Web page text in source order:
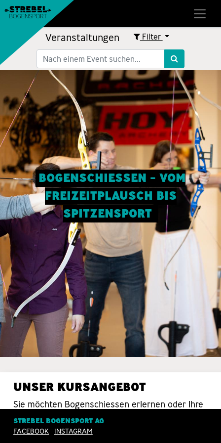
Veranstaltungen Filter
BOGENSCHIESSEN - VOM
FREIZEITPLAUSCH BIS
SPITZENSPORT
UNSER KURSANGEBOT
Sie möchten Bogenschiessen erlernen oder Ihre
Schiesstechnik verbessern? Da sind Sie bei uns
in guten Händen.
STREBEL BOGENSPORT AG
FACEBOOK
INSTAGRAM